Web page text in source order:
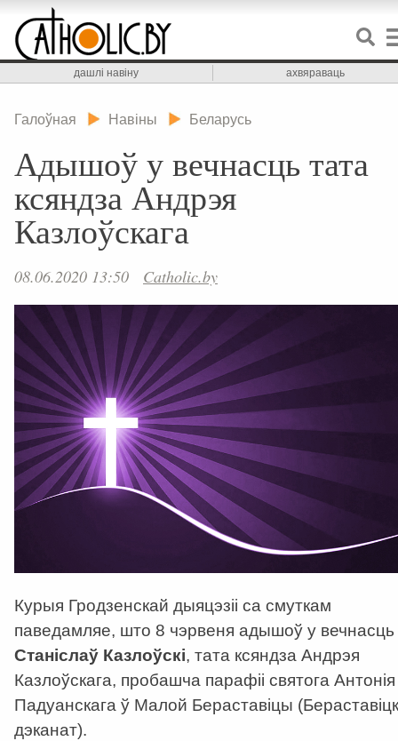
дашлі навіну ахвяраваць
Галоўная Навіны Беларусь
Адышоў у вечнасць тата
ксяндза Андрэя
Казлоўскага
08.06.2020 13:50 Catholic.by
Курыя Гродзенскай дыяцэзіі са смуткам
паведамляе, што 8 чэрвеня адышоў у вечнасць
Станіслаў Казлоўскі, тата ксяндза Андрэя
Казлоўскага, пробашча парафіі святога Антонія
Падуанскага ў Малой Бераставіцы
дэканат).